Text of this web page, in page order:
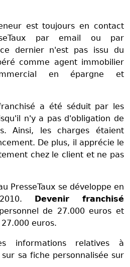
est toujours en contact
par email ou par
dernier n'est pas issu du
comme agent immobilier
en épargne et
a été séduit par les
n'y a pas d'obligation de
Ainsi, les charges étaient
De plus, il apprécie le
chez le client et ne pas
PresseTaux se développe en
Devenir franchisé
de 27.000 euros et
euros.
informations relatives à
sur sa fiche personnalisée sur